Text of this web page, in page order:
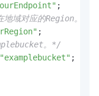
;
域对应的Region。以
;
。*/
"examplebucket" ;